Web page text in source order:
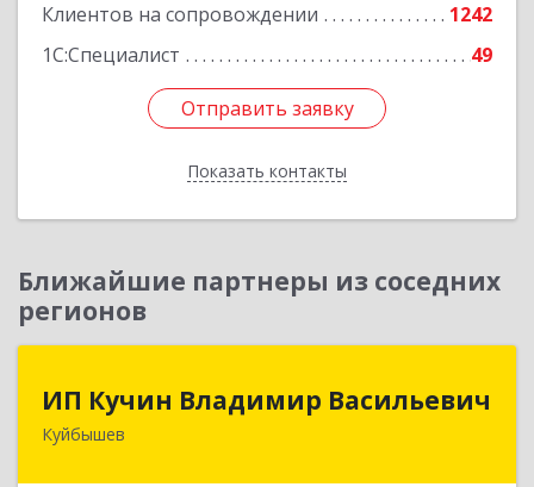
Клиентов на сопровождении
1242
1С:Специалист
49
Отправить заявку
Показать контакты
Отправить заявку
Назад
Ближайшие партнеры из соседних
регионов
ИП Кучин Владимир Васильевич
Куйбышев632387, Новосибирская обл, Куйбышев г,